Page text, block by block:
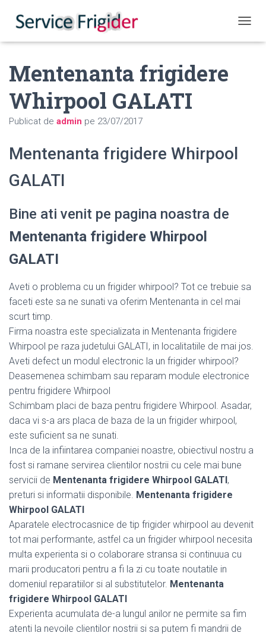
Mentenanta frigidere
Whirpool GALATI
Publicat de admin pe 23/07/2017
Mentenanta frigidere Whirpool
GALATI
Bine ati venit pe pagina noastra de
Mentenanta frigidere Whirpool
GALATI
Aveti o problema cu un frigider whirpool? Tot ce trebuie sa
faceti este sa ne sunati va oferim Mentenanta in cel mai
scurt timp.
Firma noastra este specializata in Mentenanta frigidere
Whirpool pe raza judetului GALATI, in localitatiile de mai jos.
Aveti defect un modul electronic la un frigider whirpool?
Deasemenea schimbam sau reparam module electronice
pentru frigidere Whirpool
Schimbam placi de baza pentru frigidere Whirpool. Asadar,
daca vi s-a ars placa de baza de la un frigider whirpool,
este suficient sa ne sunati.
Inca de la infiintarea companiei noastre, obiectivul nostru a
fost si ramane servirea clientilor nostrii cu cele mai bune
servicii de Mentenanta frigidere Whirpool GALATI,
preturi si informatii disponibile. Mentenanta frigidere
Whirpool GALATI
Aparatele electrocasnice de tip frigider whirpool au devenit
tot mai performante, astfel ca un frigider whirpool necesita
multa experienta si o colaborare stransa si continuua cu
marii producatori pentru a fi la zi cu toate noutatile in
domeniul reparatiilor si al substitutelor. Mentenanta
frigidere Whirpool GALATI
Experienta acumulata de-a lungul anilor ne permite sa fim
atenti la nevoile clientilor nostrii si sa putem fi mandrii de